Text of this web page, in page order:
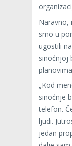
Naravno,
smo u
ugostili
sinoćnjoj
„Kod
sinoćnje
telefon.
ljudi.
jedan